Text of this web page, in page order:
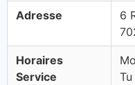
Adresse
6
Horaires
Service